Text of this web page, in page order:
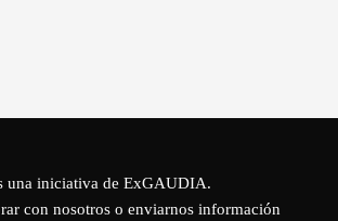
una iniciativa de ExGAUDIA.
con nosotros o enviarnos información